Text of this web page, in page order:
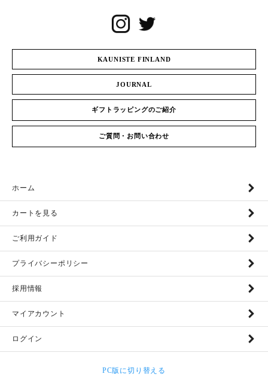
KAUNISTE FINLAND
JOURNAL
ギフトラッピングのご紹介
ご質問・お問い合わせ
ホーム
カートを見る
ご利用ガイド
プライバシーポリシー
採用情報
マイアカウント
ログイン
PC版に切り替える